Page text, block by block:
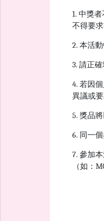
1. 中獎
不得要求
2. 本活
3. 請正
4. 若因
異議或
5. 獎品
6. 同一
7. 參加
（如：